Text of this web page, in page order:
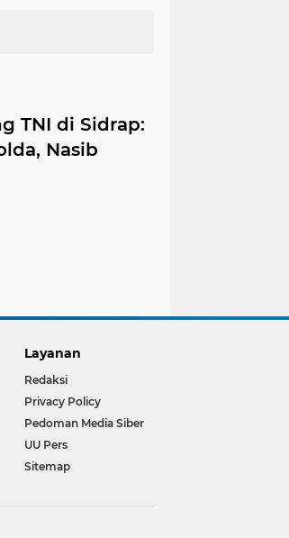
TNI di Sidrap:
Nasib
Layanan
Redaksi
Privacy Policy
Pedoman Media Siber
UU Pers
Sitemap